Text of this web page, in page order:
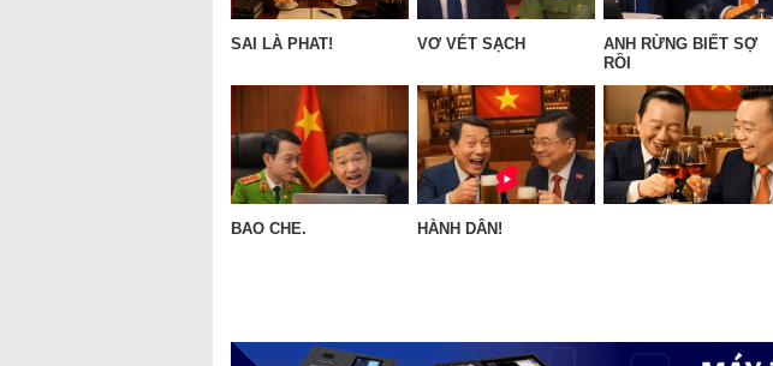
SAI LÀ PHAT! VƠ VÉT SẠCH
ANH RỪNG BIẾT SỢ
RỒI
BAO CHE. HÀNH DÂN!